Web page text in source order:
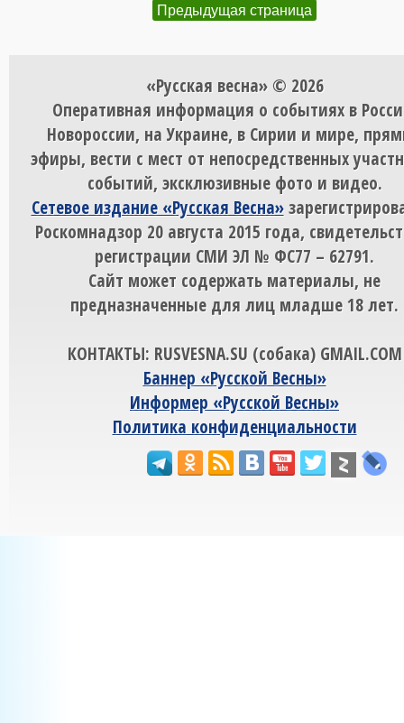
Предыдущая страница
«Русская весна» © 2026
Оперативная информация о событиях в
Новороссии, на Украине, в Сирии и мире,
эфиры, вести с мест от непосредственных
событий, эксклюзивные фото и видео.
Сетевое издание «Русская Весна»
Роскомнадзор 20 августа 2015 года,
регистрации СМИ ЭЛ № ФС77 – 62791.
Сайт может содержать материалы, не
предназначенные для лиц младше 18 лет.
КОНТАКТЫ: RUSVESNA.SU (собака) GMAIL.COM
Баннер «Русской Весны»
Информер «Русской Весны»
Политика конфиденциальности